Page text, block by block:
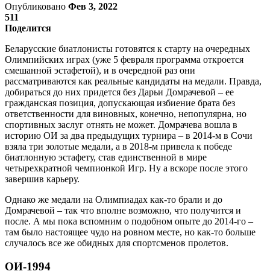
Опубликовано Фев 3, 2022
511
Поделится
Беларусские биатлонисты готовятся к старту на очередных
Олимпийских играх (уже 5 февраля программа откроется
смешанной эстафетой), и в очередной раз они
рассматриваются как реальные кандидаты на медали. Правда,
добираться до них придется без Дарьи Домрачевой – ее
гражданская позиция, допускающая избиение брата без
ответственности для виновных, конечно, непопулярна, но
спортивных заслуг отнять не может. Домрачева вошла в
историю ОИ за два предыдущих турнира – в 2014-м в Сочи
взяла три золотые медали, а в 2018-м привела к победе
биатлонную эстафету, став единственной в мире
четырехкратной чемпионкой Игр. Ну а вскоре после этого
завершив карьеру.
Однако же медали на Олимпиадах как-то брали и до
Домрачевой – так что вполне возможно, что получится и
после. А мы пока вспомним о подобном опыте до 2014-го –
там было настоящее чудо на ровном месте, но как-то больше
случалось все же обидных для спортсменов пролетов.
ОИ-1994